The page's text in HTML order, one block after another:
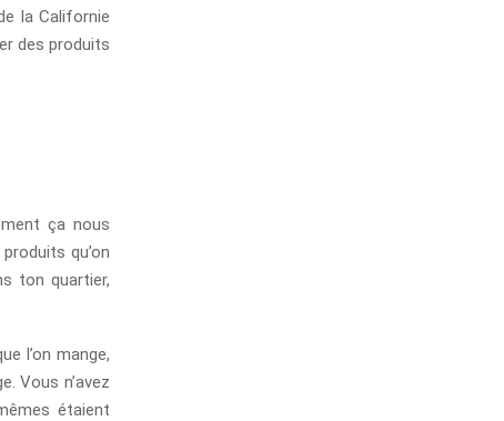
la Californie
des produits
ça nous
qu’on
ton quartier,
l’on mange,
Vous n’avez
étaient